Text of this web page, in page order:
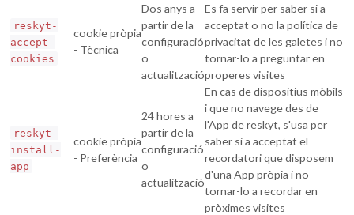
reskyt-
accept-
cookies
cookie pròpia
- Tècnica
Dos anys a
partir de la
configuració
o
actualització
Es fa servir per saber si a
acceptat o no la política de
privacitat de les galetes i no
tornar-lo a preguntar en
properes visites
reskyt-
install-
app
cookie pròpia
- Preferència
24 hores a
partir de la
configuració
o
actualització
En cas de dispositius mòbils
i que no navege des de
l'App de reskyt, s'usa per
saber si a acceptat el
recordatori que disposem
d'una App pròpia i no
tornar-lo a recordar en
pròximes visites